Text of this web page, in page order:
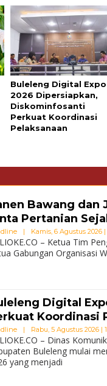
Buleleng Digital Expo
2026 Dipersiapkan,
Diskominfosanti
Perkuat Koordinasi
Pelaksanaan
Bawang dan
Pertanian
| Kamis, 6 Agustus 2026 |
– Ketua Tim
Gabungan Organisasi
Digital
Koordinasi
| Rabu, 5 Agustus 2026 |
– Dinas
Buleleng mulai
yang menjadi